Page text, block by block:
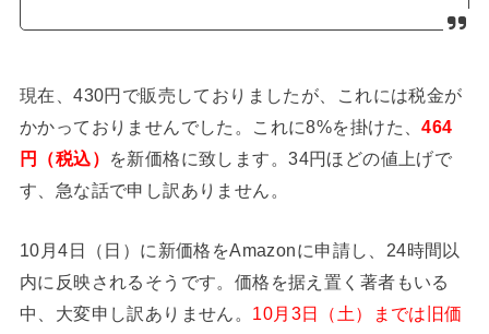
現在、430円で販売しておりましたが、これには税金が
かかっておりませんでした。これに8%を掛けた、464
円（税込）
を新価格に致します。34円ほどの値上げで
す、急な話で申し訳ありません。
10月4日（日）に新価格をAmazonに申請し、24時間以
内に反映されるそうです。価格を据え置く著者もいる
中、大変申し訳ありません。 10月3日（土）までは旧価